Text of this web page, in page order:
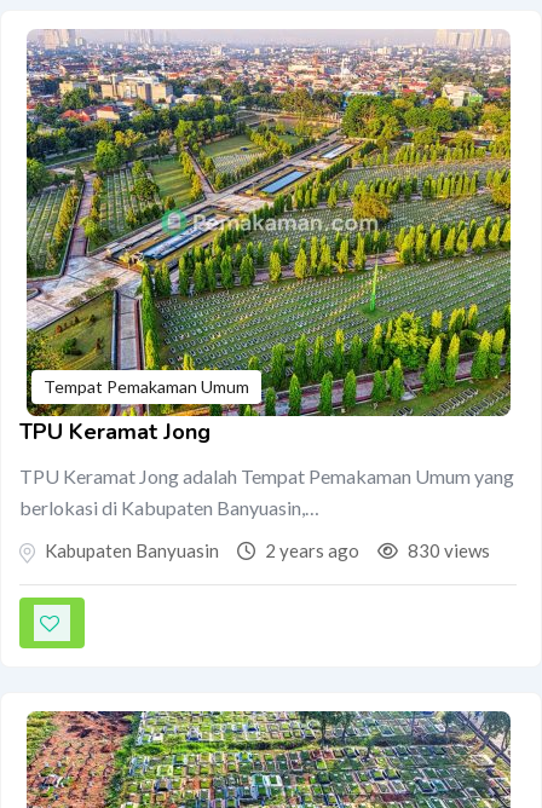
Tempat Pemakaman Umum
TPU Keramat Jong
TPU Keramat Jong adalah Tempat Pemakaman Umum yang
berlokasi di Kabupaten Banyuasin,…
Kabupaten Banyuasin 2 years ago 830 views